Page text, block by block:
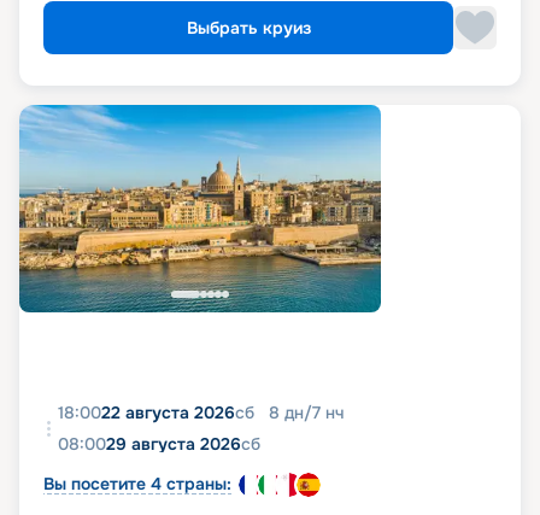
Выбрать круиз
18:0022 августа 2026сб 8 дн/7 нч
08:0029 августа 2026сб
Вы посетите 4 страны: